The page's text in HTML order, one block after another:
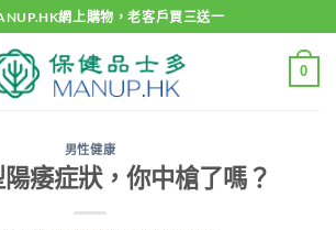
網上購物，老客戶買三送一
0
男性健康
痿症狀，你中槍了嗎？